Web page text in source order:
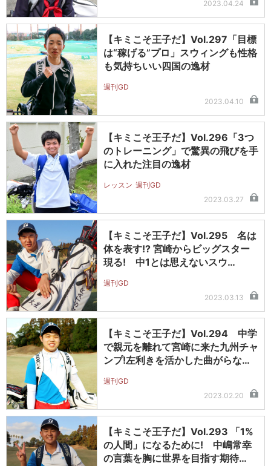
2023.04.24
【キミこそ王子だ】Vol.297「目標
は“稼げる”プロ」スウィングも性格
も気持ちいい四国の逸材
週刊GD
2023.04.10
【キミこそ王子だ】Vol.296「3つ
のトレーニング」で驚異の飛びを手
に入れた注目の逸材
レッスン 週刊GD
2023.03.27
【キミこそ王子だ】Vol.295 名は
体を表す!? 宮崎からビッグスター
現る! 中1とは思えないスウ…
週刊GD
2023.03.13
【キミこそ王子だ】Vol.294 中学
で親元を離れて宮崎に来た九州チャ
ンプ!左利きを活かした曲がらな…
週刊GD
2023.02.20
【キミこそ王子だ】Vol.293 「1%
の人間」になるために! 中嶋常幸
の言葉を胸に世界を目指す期待…